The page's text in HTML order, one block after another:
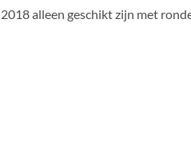
alleen geschikt zijn met